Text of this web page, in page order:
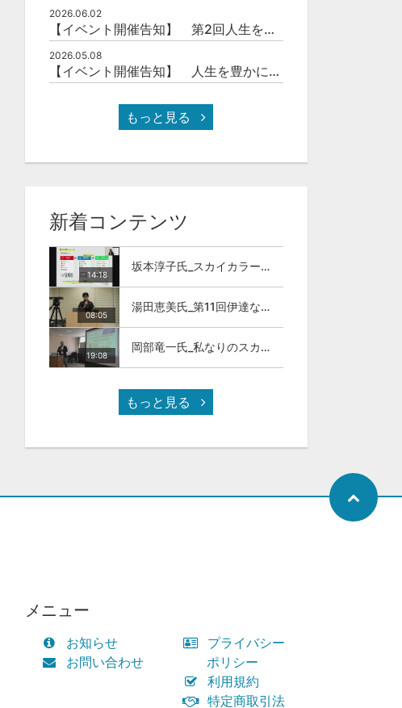
2026.06.02
【イベント開催告知】 第2回人生を豊かにする「本の力」を学ぶ会
2026.05.08
【イベント開催告知】 人生を豊かにする「本の力」を学ぶ会
もっと見る
新着コンテンツ
14:18
坂本淳子氏_スカイカラー人材とは
08:05
湯田恵美氏_第11回伊達な大学院セミナー
19:08
岡部竜一氏_私なりのスカイカラ―人材
もっと見る
メニュー
お知らせ
お問い合わせ
プライバシー
ポリシー
利用規約
特定商取引法